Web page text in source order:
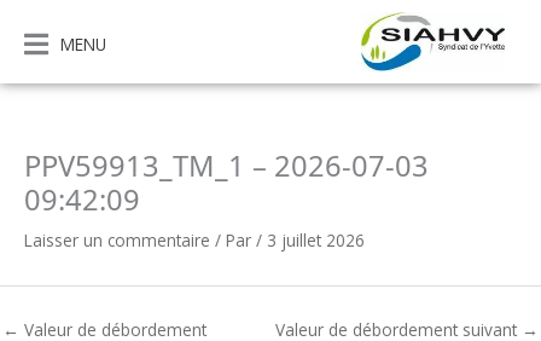
contenu
MENU
PPV59913_TM_1 – 2026-07-03
09:42:09
Laisser un commentaire / Par / 3 juillet 2026
← Valeur de débordement
Valeur de débordement suivant →